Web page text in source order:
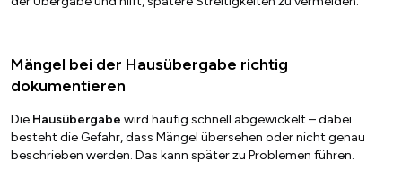
Mängel bei der Hausübergabe richtig
dokumentieren
Die Hausübergabe wird häufig schnell abgewickelt – dabei
besteht die Gefahr, dass Mängel übersehen oder nicht genau
beschrieben werden. Das kann später zu Problemen führen.